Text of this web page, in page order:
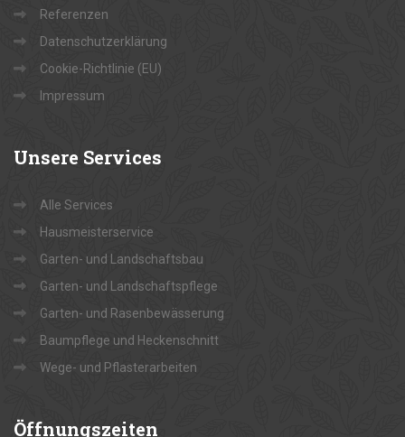
Referenzen
Datenschutzerklärung
Cookie-Richtlinie (EU)
Impressum
Unsere Services
Alle Services
Hausmeisterservice
Garten- und Landschaftsbau
Garten- und Landschaftspflege
Garten- und Rasenbewässerung
Baumpflege und Heckenschnitt
Wege- und Pflasterarbeiten
Öffnungszeiten